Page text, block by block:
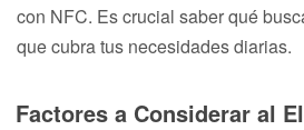
con NFC. Es crucial saber qué
que cubra tus necesidades diarias.
Factores a Considerar al